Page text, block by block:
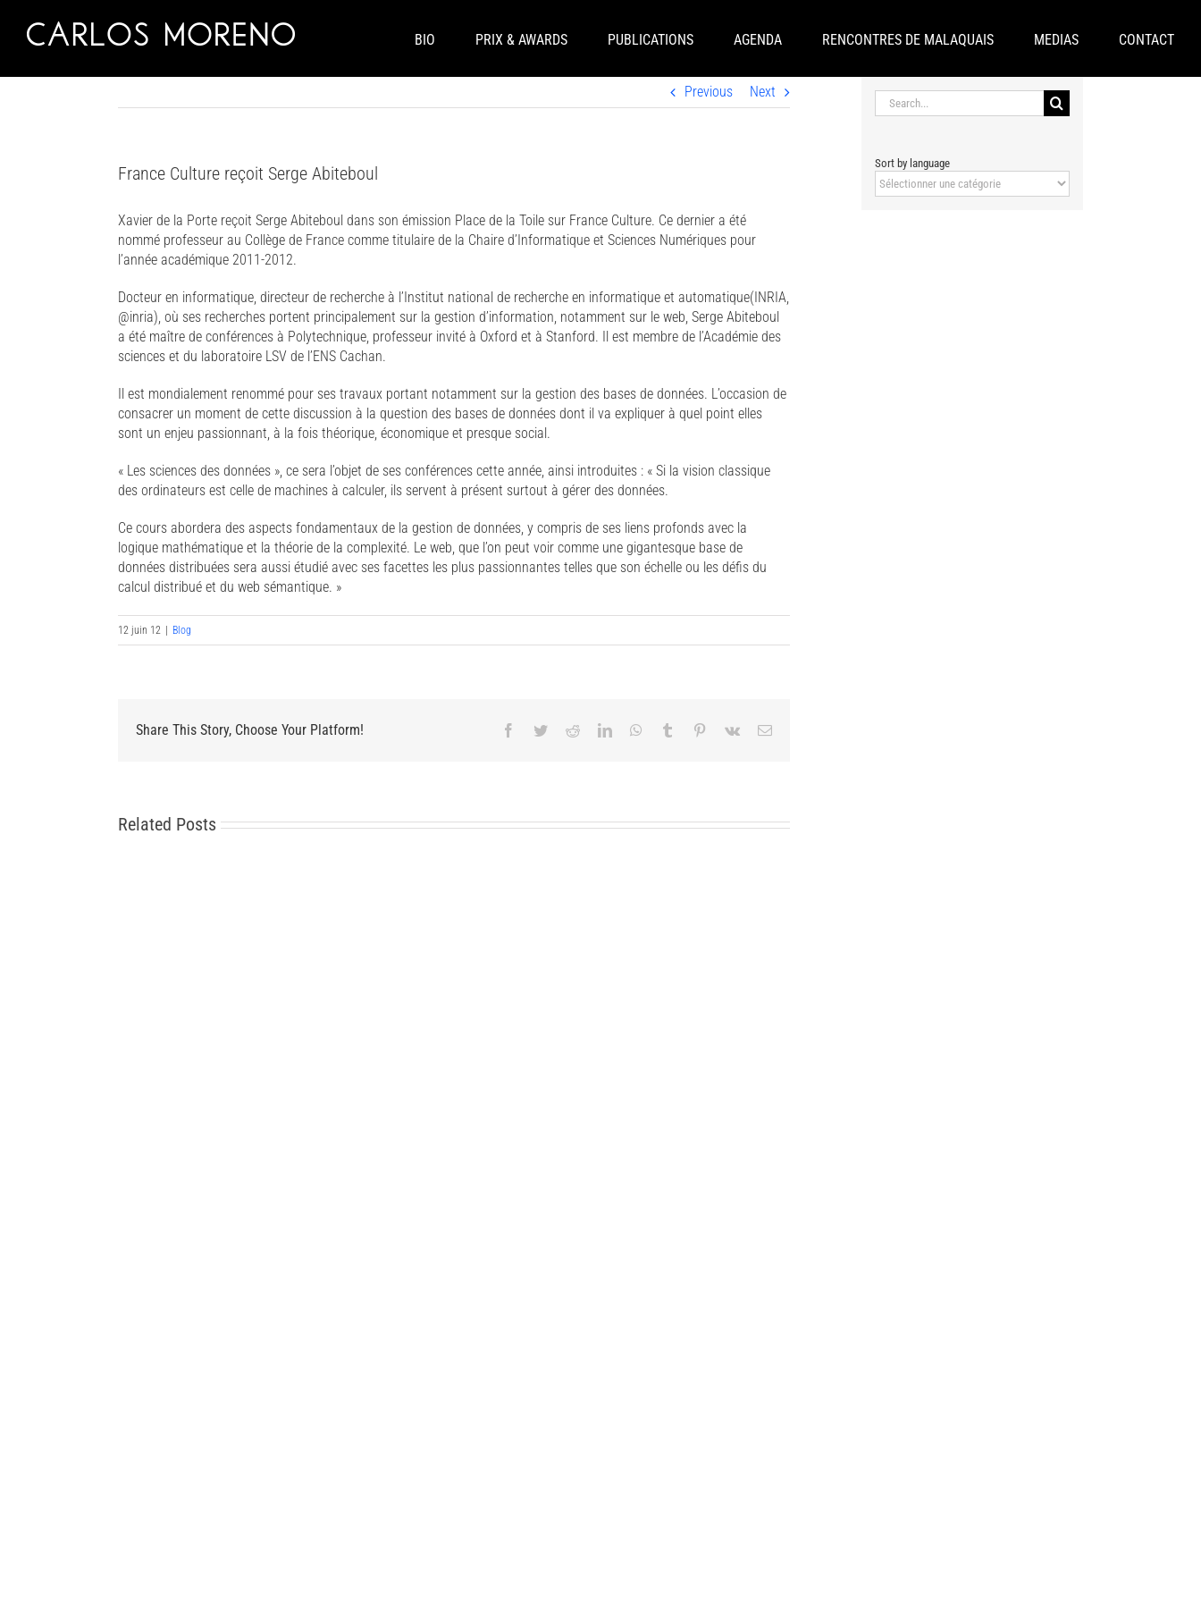
content
BIO PRIX & AWARDS PUBLICATIONS AGENDA RENCONTRES DE MALAQUAIS MEDIAS CONTACT
Previous Next
France Culture reçoit Serge Abiteboul
Xavier de la Porte reçoit Serge Abiteboul dans son émission Place de la Toile sur France Culture. Ce dernier a été
nommé professeur au Collège de France comme titulaire de la Chaire d’Informatique et Sciences Numériques pour
l’année académique 2011-2012.
Docteur en informatique, directeur de recherche à l’Institut national de recherche en informatique et automatique(INRIA,
@inria), où ses recherches portent principalement sur la gestion d’information, notamment sur le web, Serge Abiteboul
a été maître de conférences à Polytechnique, professeur invité à Oxford et à Stanford. Il est membre de l’Académie des
sciences et du laboratoire LSV de l’ENS Cachan.
Il est mondialement renommé pour ses travaux portant notamment sur la gestion des bases de données. L’occasion de
consacrer un moment de cette discussion à la question des bases de données dont il va expliquer à quel point elles
sont un enjeu passionnant, à la fois théorique, économique et presque social.
« Les sciences des données », ce sera l’objet de ses conférences cette année, ainsi introduites : « Si la vision classique
des ordinateurs est celle de machines à calculer, ils servent à présent surtout à gérer des données.
Ce cours abordera des aspects fondamentaux de la gestion de données, y compris de ses liens profonds avec la
logique mathématique et la théorie de la complexité. Le web, que l’on peut voir comme une gigantesque base de
données distribuées sera aussi étudié avec ses facettes les plus passionnantes telles que son échelle ou les défis du
calcul distribué et du web sémantique. »
12 juin 12 Blog
Share This Story, Choose Your Platform! Facebook
TwitterRedditLinkedInWhatsApp
Tumblr Pinterest
Vk Email
Related Posts
Search
for:
Sort by language
Sort
by